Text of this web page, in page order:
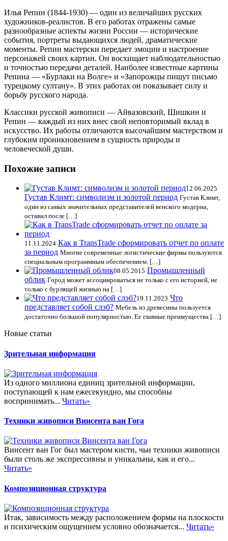
Илья Репин (1844-1930) — один из величайших русских
художников-реалистов. В его работах отражены самые
разнообразные аспекты жизни России — исторические
события, портреты выдающихся людей, драматические
моменты. Репин мастерски передает эмоции и настроение
персонажей своих картин. Он восхищает наблюдательностью
и точностью передачи деталей. Наиболее известные картины
Репина — «Бурлаки на Волге» и «Запорожцы пишут письмо
турецкому султану». В этих работах он показывает силу и
борьбу русского народа.
Классики русской живописи — Айвазовский, Шишкин и
Репин — каждый из них внес свой неповторимый вклад в
искусство. Их работы отличаются высочайшим мастерством и
глубоким проникновением в сущность природы и
человеческой души.
Похожие записи
12.06.2025
Густав Климт: символизм и золотой период Густав Климт,
один из самых значительных представителей венского модерна,
оставил после […]
11.11.2024 Как в TransTrade сформировать отчет по оплате
за период Многие современные логистические фирмы пользуются
специальным программным обеспечением. […]
08.05.2015 Промышленный
облик Город может ассоциироваться не только с его историей, не
только с бурлящей жизнью на […]
19.11.2023 Что
представляет собой слэб? Мебель из древесины пользуется
достаточно большой популярностью. Ее главные преимущества […]
Новые статьи
Зрительная информация
Из одного миллиона единиц зрительной информации,
поступающей к нам ежесекундно, мы способны
воспринимать... Читать»
Техники живописи Винсента ван Гога
Винсент ван Гог был мастером кисти, чьи техники живописи
были столь же экспрессивны и уникальны, как и его...
Читать»
Композиционная структура
Итак, зависимость между расположением формы на плоскости
и психическим ощущением условно обозначается... Читать»